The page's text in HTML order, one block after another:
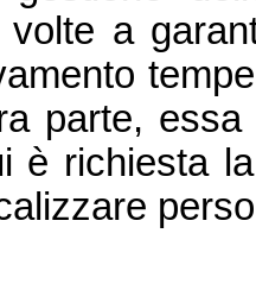
volte a
parte,
è richiesta